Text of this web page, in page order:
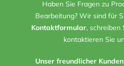
Haben Sie Fragen zu
Bearbeitung? Wir sind für
Kontaktformular, schreiben
kontaktieren Sie
Unser freundlicher